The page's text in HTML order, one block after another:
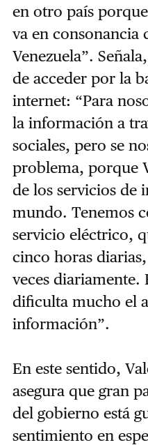
en otro país
va en consonancia
Venezuela”.
de acceder por la
internet: “Para
la información a
sociales, pero se
problema, porque
de los servicios de
mundo. Tenemos
servicio eléctrico,
cinco horas
veces diariamente.
dificulta mucho el
información”.
En este sentido,
asegura que gran
del gobierno está
sentimiento en